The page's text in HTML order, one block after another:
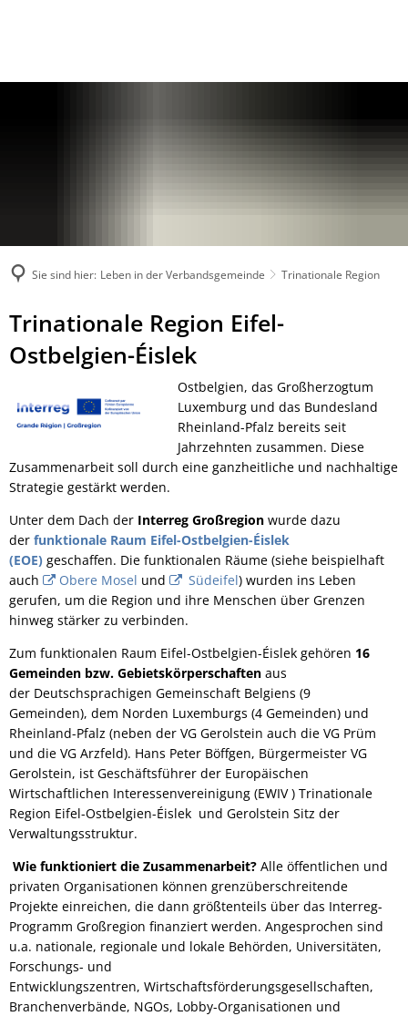
Sie sind hier: Leben in der Verbandsgemeinde Trinationale Region
Trinationale
Region
Trinationale Region Eifel-
Ostbelgien-Éislek
Ostbelgien, das Großherzogtum
Luxemburg und das Bundesland
Rheinland-Pfalz bereits seit
Jahrzehnten zusammen. Diese
Zusammenarbeit soll durch eine ganzheitliche und nachhaltige
Strategie gestärkt werden.
Unter dem Dach der Interreg Großregion wurde dazu
der funktionale Raum Eifel-Ostbelgien-Éislek
(EOE) geschaffen. Die funktionalen Räume (siehe beispielhaft
auch
Obere Mosel und Südeifel) wurden ins Leben
gerufen, um die Region und ihre Menschen über Grenzen
hinweg stärker zu verbinden.
Zum funktionalen Raum Eifel-Ostbelgien-Éislek gehören 16
Gemeinden bzw. Gebietskörperschaften aus
der Deutschsprachigen Gemeinschaft Belgiens (9
Gemeinden), dem Norden Luxemburgs (4 Gemeinden) und
Rheinland-Pfalz (neben der VG Gerolstein auch die VG Prüm
und die VG Arzfeld). Hans Peter Böffgen, Bürgermeister VG
Gerolstein, ist Geschäftsführer der Europäischen
Wirtschaftlichen Interessenvereinigung (EWIV ) Trinationale
Region Eifel-Ostbelgien-Éislek und Gerolstein Sitz der
Verwaltungsstruktur.
Wie funktioniert die Zusammenarbeit? Alle öffentlichen und
privaten Organisationen können grenzüberschreitende
Projekte einreichen, die dann größtenteils über das Interreg-
Programm Großregion finanziert werden. Angesprochen sind
u.a. nationale, regionale und lokale Behörden, Universitäten,
Forschungs- und
Entwicklungszentren, Wirtschaftsförderungsgesellschaften,
Branchenverbände, NGOs, Lobby-Organisationen und